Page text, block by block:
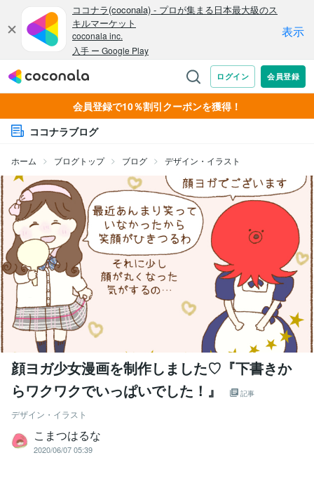
会員登録で10％割引クーポンを獲得！
ココナラブログ
ホーム ブログトップ ブログ デザイン・イラスト
顔ヨガ少女漫画を制作しました♡『下書きか
らワクワクでいっぱいでした！』
記事
デザイン・イラスト
こまつはるな
2020/06/07 05:39